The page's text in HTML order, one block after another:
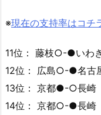
※現在の支持率はコチ
11位： 藤枝○-●いわ
12位： 広島○-●名古
13位： 京都●-○長崎
14位： 京都○-●長崎